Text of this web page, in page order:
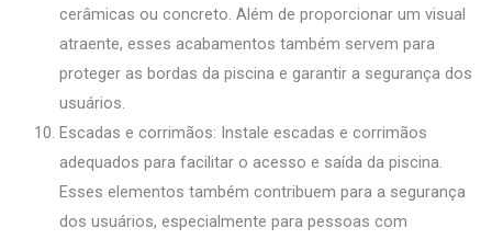
cerâmicas ou concreto. Além de proporcionar um visual
atraente, esses acabamentos também servem para
proteger as bordas da piscina e garantir a segurança dos
usuários.
Escadas e corrimãos: Instale escadas e corrimãos
adequados para facilitar o acesso e saída da piscina.
Esses elementos também contribuem para a segurança
dos usuários, especialmente para pessoas com